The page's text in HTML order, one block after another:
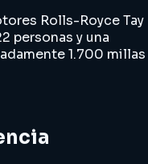
Rolls-Royce Tay
personas y una
1.700 millas